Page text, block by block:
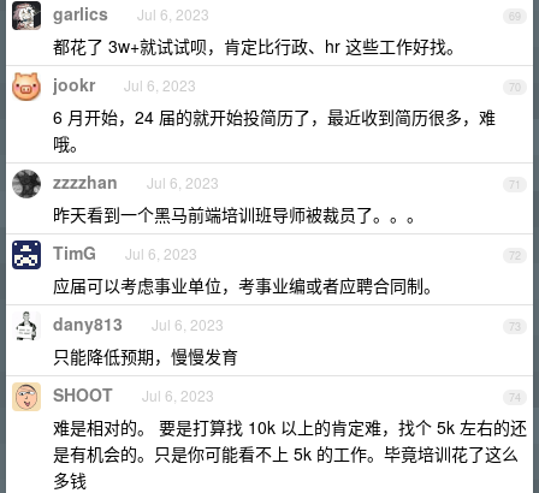
69
garlics Jul 6, 2023
都花了 3w+就试试呗，肯定比行政、hr 这些工作好找。
70
jookr Jul 6, 2023
6 月开始，24 届的就开始投简历了，最近收到简历很多，难
哦。
71
zzzzhan Jul 6, 2023
昨天看到一个黑马前端培训班导师被裁员了。。。
72
TimG Jul 6, 2023
应届可以考虑事业单位，考事业编或者应聘合同制。
73
dany813 Jul 6, 2023
只能降低预期，慢慢发育
74
SHOOT Jul 6, 2023
难是相对的。 要是打算找 10k 以上的肯定难，找个 5k 左右的还
是有机会的。只是你可能看不上 5k 的工作。毕竟培训花了这么
多钱